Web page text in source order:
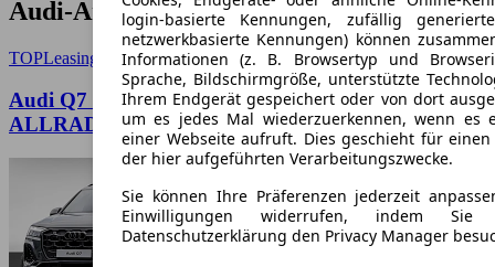
Audi-Angebote in Dortmund
TOPLeasing
Audi Q7 S LINE 7SITZE AHK
ALLRADLENKUNG STANDHZG
login-basierte Kennungen, zufällig
netzwerkbasierte Kennungen) können
Informationen (z. B. Browsertyp und
Sprache, Bildschirmgröße, unterstützte
Ihrem Endgerät gespeichert oder von dort
um es jedes Mal wiederzuerkennen, wenn es
einer Webseite aufruft. Dies geschieht für
der hier aufgeführten Verarbeitungszwecke.
Sie können Ihre Präferenzen jederzeit
Einwilligungen widerrufen, indem
Datenschutzerklärung den Privacy Manager